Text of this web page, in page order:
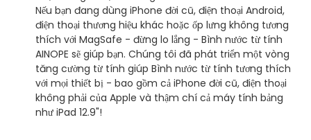
Nếu bạn đang dùng iPhone đời cũ, điện thoại Android,
điện thoại thương hiệu khác hoặc ốp lưng không tương
thích với MagSafe - đừng lo lắng - Bình nước từ tính
AINOPE sẽ giúp bạn. Chúng tôi đã phát triển một vòng
tăng cường từ tính giúp Bình nước từ tính tương thích
với mọi thiết bị - bao gồm cả iPhone đời cũ, điện thoại
không phải của Apple và thậm chí cả máy tính bảng
như iPad 12.9"!